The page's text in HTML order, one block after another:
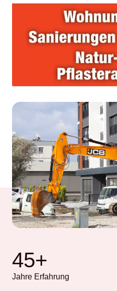
45+
Jahre Erfahrung